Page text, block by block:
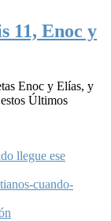
11, Enoc y
Enoc y Elías, y
Últimos